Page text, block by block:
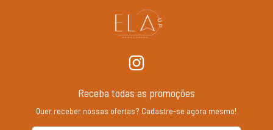
Receba todas as promoções
Quer receber nossas ofertas? Cadastre-se agora mesmo!